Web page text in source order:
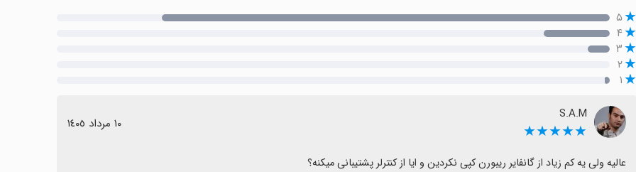
۵
۴
۳
۲
۱
S.A.M
★★★★★ ١٠ مرداد ١٤٠٥
عالیه ولی یه کم زیاد از گانفایر ریبورن کپی نکردین و ایا از کنترلر پشتیبانی میکنه؟